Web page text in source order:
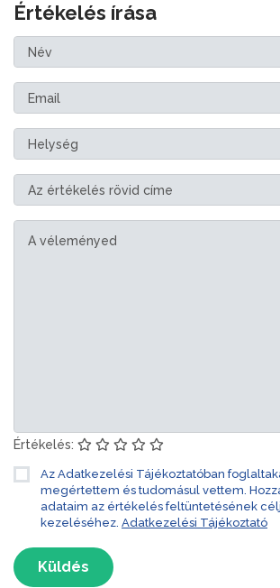
Értékelés írása
Értékelés:
Az Adatkezelési Tájékoztatóban
megértettem és tudomásul vettem.
adataim az értékelés feltüntetésének
kezeléséhez. Adatkezelési Tájékoztató
Küldés